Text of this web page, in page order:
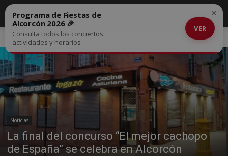
Inicio Noticias
Noticias
La final del concurso “El mejor cachopo
de España” se celebra en Alcorcón
Programa de Fiestas de
Alcorcón 2026 🎉
Consulta todos los conciertos,
actividades y horarios
VER
×